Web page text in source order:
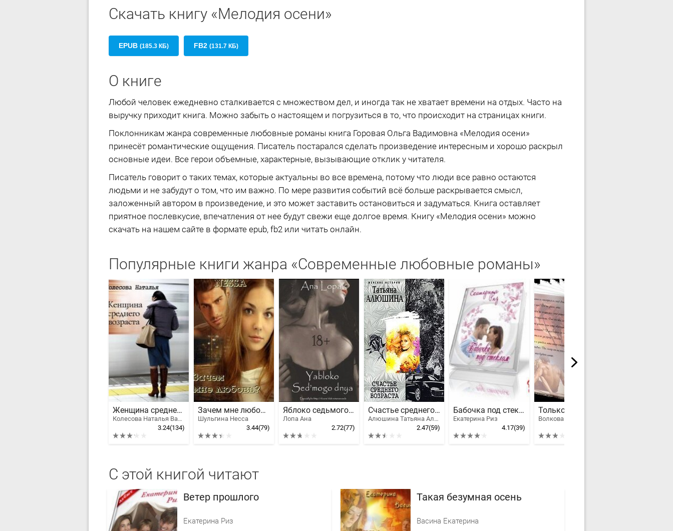
Скачать книгу «Мелодия осени»
EPUB (185.3 КБ) FB2 (131.7 КБ)
О книге
Любой человек ежедневно сталкивается с множеством дел, и иногда так не хватает времени на отдых. Часто на
выручку приходит книга. Можно забыть о настоящем и погрузиться в то, что происходит на страницах книги.
Поклонникам жанра современные любовные романы книга Горовая Ольга Вадимовна «Мелодия осени»
принесёт романтические ощущения. Писатель постарался сделать произведение интересным и хорошо раскрыл
основные идеи. Все герои объемные, характерные, вызывающие отклик у читателя.
Писатель говорит о таких темах, которые актуальны во все времена, потому что люди все равно остаются
людьми и не забудут о том, что им важно. По мере развития событий всё больше раскрывается смысл,
заложенный автором в произведение, и это может заставить остановиться и задуматься. Книга оставляет
приятное послевкусие, впечатления от нее будут свежи еще долгое время. Книгу «Мелодия осени» можно
скачать на нашем сайте в формате epub, fb2 или читать онлайн.
Популярные книги жанра «Современные любовные романы»
Женщина среднего возраста
Колесова Наталья Валенидовна, Караванова Наталья Михайловна
3.24(134)
Зачем мне любовь?
Шульгина Несса
3.44(79)
Яблоко седьмого дня
Лопа Ана
2.72(77)
Счастье среднего возраста
Алюшина Татьяна Александровна, Алюшина Светлана
2.47(59)
Бабочка под стеклом
Екатерина Риз
4.17(39)
Только ты и я
С этой книгой читают
Ветер прошлого
Екатерина Риз
Такая безумная осень
Васина Екатерина